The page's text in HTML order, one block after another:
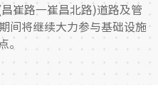
文化理
文化业
品牌理
崔路一崔昌北路)道路及管
将继续大力参与基础设施
。